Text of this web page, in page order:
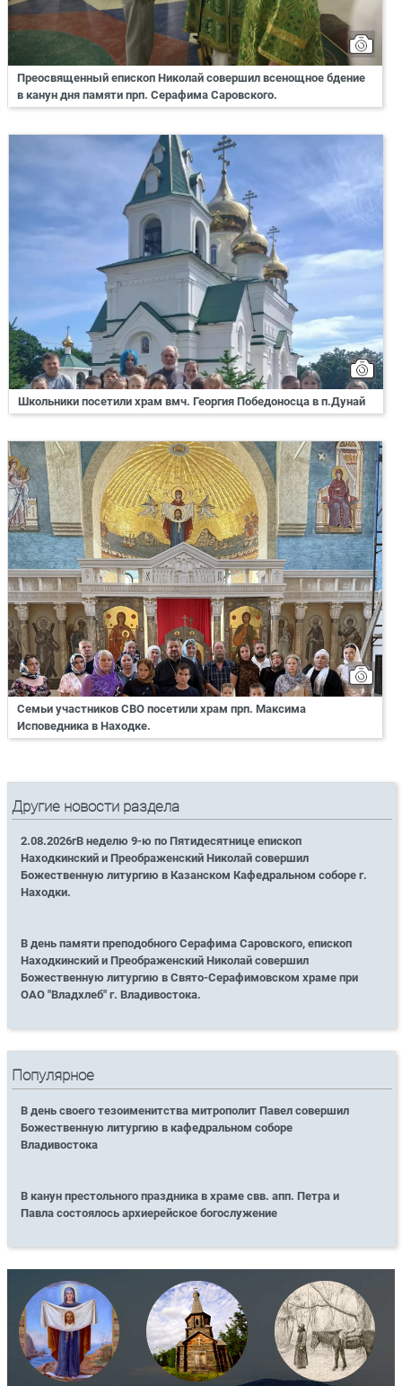
Преосвященный епископ Николай совершил всенощное бдение
в канун дня памяти прп. Серафима Саровского.
Школьники посетили храм вмч. Георгия Победоносца в п.Дунай
Семьи участников СВО посетили храм прп. Максима
Исповедника в Находке.
Другие новости раздела
2.08.2026гВ неделю 9-ю по Пятидесятнице епископ
Находкинский и Преображенский Николай совершил
Божественную литургию в Казанском Кафедральном соборе г.
Находки.
В день памяти преподобного Серафима Саровского, епископ
Находкинский и Преображенский Николай совершил
Божественную литургию в Свято-Серафимовском храме при
ОАО "Владхлеб" г. Владивостока.
Популярное
В день своего тезоименитства митрополит Павел совершил
Божественную литургию в кафедральном соборе
Владивостока
В канун престольного праздника в храме свв. апп. Петра и
Павла состоялось архиерейское богослужение